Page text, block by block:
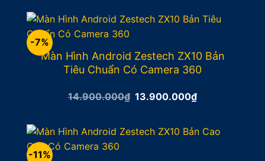
12.900.000₫.
11.900.000₫.
-7%
Màn Hình Android Zestech ZX10 Bản
Tiêu Chuẩn Có Camera 360
14.900.000₫ Giá
14.900.000₫.
13.900.000₫Giá
13.900.000₫.
-11%